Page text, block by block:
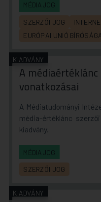
MÉDIAJOG
SZERZŐI JOG
EURÓPAI UNIÓ
KIADVÁNY
A
vonatkozásai
A Médiatudományi
média-értéklánc
kiadvány.
MÉDIAJOG
SZERZŐI JOG
KIADVÁNY